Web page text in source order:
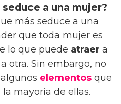
a una mujer?
más seduce a una
que toda mujer es
lo que puede atraer a
a otra. Sin embargo, no
elementos que
mayoría de ellas.